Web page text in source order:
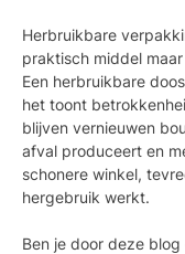
Herbruikbare
praktisch middel
Een herbruikbare
het toont
blijven vernieuwen
afval produceert en
schonere winkel,
hergebruik werkt.
Ben je door deze